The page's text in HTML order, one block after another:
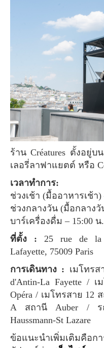
ร้าน Créatures ตั้งอยู่บนชั้น 7 ของตึกหลักของห้างแก
เลอรี่ลาฟาแยตต์ หรือ
เวลาทำการ:
ช่วงเช้า (มื้ออาหารเช้า)
ช่วงกลางวัน (มื้อกลางวั
บาร์เครื่องดื่ม – 15:00 น
ที่ตั้ง : 25 rue de la
Lafayette, 75009 Paris
การเดินทาง : เมโทร
d'Antin-La Fayette /
Opéra / เมโทรสาย 12
A สถานี Auber /
Haussmann-St Lazare
ข้อแนะนำเพิ่มเติมคือการสำรองที่นั่งล่วงหน้า 2-3